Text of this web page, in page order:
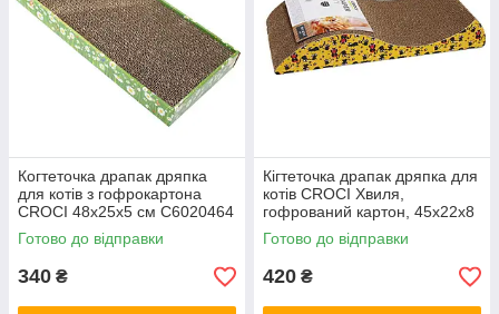
Когтеточка драпак дряпка
для котів з гофрокартона
CROCI 48х25х5 см C6020464
Готово до відправки
340 ₴
Кігтеточка драпак дряпка для
котів CROCI Хвиля,
гофрований картон, 45x22x8
см C6020978
Готово до відправки
420 ₴